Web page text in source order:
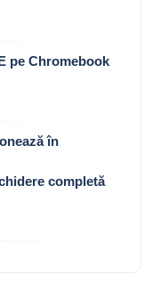
pe Chromebook
în
completă